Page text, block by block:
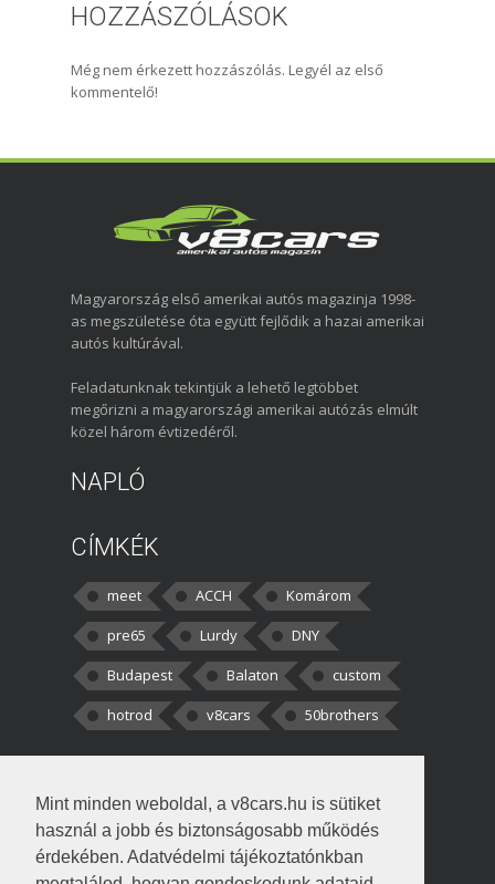
Mint minden weboldal, a v8cars.hu is sütiket
használ a jobb és biztonságosabb működés
érdekében. Adatvédelmi tájékoztatónkban
HOZZÁSZÓLÁSOK
Még nem érkezett hozzászólás. Legyél az első
kommentelő!
Magyarország első amerikai autós magazinja 1998-
as megszületése óta együtt fejlődik a hazai amerikai
autós kultúrával.
Feladatunknak tekintjük a lehető legtöbbet
megőrizni a magyarországi amerikai autózás elmúlt
közel három évtizedéről.
NAPLÓ
CÍMKÉK
meet ACCH
Komárom
pre65
Lurdy
DNY
Budapest
Balaton
custom
hotrod
v8cars 50brothers
kortisz:Elszúrtam! Én csak két
darabbaal számoltam. Nem tudtam, hogy fél autót,